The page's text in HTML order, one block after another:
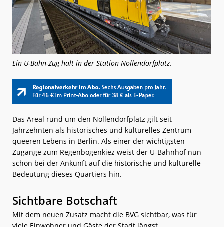
Ein U-Bahn-Zug hält in der Station Nollendorfplatz.
Das Areal rund um den Nollendorfplatz gilt seit
Jahrzehnten als historisches und kulturelles Zentrum
queeren Lebens in Berlin. Als einer der wichtigsten
Zugänge zum Regenbogenkiez weist der U-Bahnhof nun
schon bei der Ankunft auf die historische und kulturelle
Bedeutung dieses Quartiers hin.
Sichtbare Botschaft
Mit dem neuen Zusatz macht die BVG sichtbar, was für